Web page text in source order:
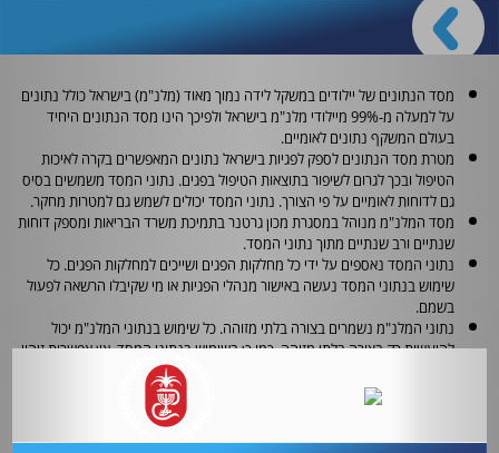
מסד הנתונים של יילודים במשקל לידה נמוך מאוד (מלנ"מ) בישראל כולל נתונים
על למעלה מ-99% מיילודי מלנ"מ בישראל ולפיכך הינו מסד הנתונים היחיד
בעולם המשקף נתונים לאומיים.
מטרת מסד הנתונים לספק לפגיות בישראל נתונים המאפשרים בקרה לאיכות
הטיפול ובכך לגרום לשיפור בתוצאות הטיפול בפגים. נתוני המסד משמשים בסיס
גם לדוחות לאומיים על פי הצורך. נתוני המסד יכולים לשמש גם למטרות מחקר.
מסד המלנ"מ מנוהל במסגרת מכון גרטנר בתמיכת משרד הבריאות ומספק דוחות
שנתיים ורב שנתיים מתוך נתוני המסד.
נתוני המסד נאספים על ידי כל מחלקות הפגים ושייכים למחלקות הפגים. כל
שימוש בנתוני המסד נעשה באישור מנהלי הפגיות או מי שקיבלו הרשאה לפעול
בשמם.
נתוני המלנ"מ נשמרים בצורה בלתי מזוהה. כל שימוש בנתוני המלנ"מ יכול
להיעשות רק בצורה בלתי מזוהה. כמו כן בשימוש בנתוני המסד, אין אפשרות זיהוי